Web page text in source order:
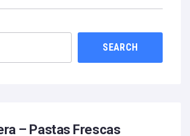
SEARCH
– Pastas Frescas